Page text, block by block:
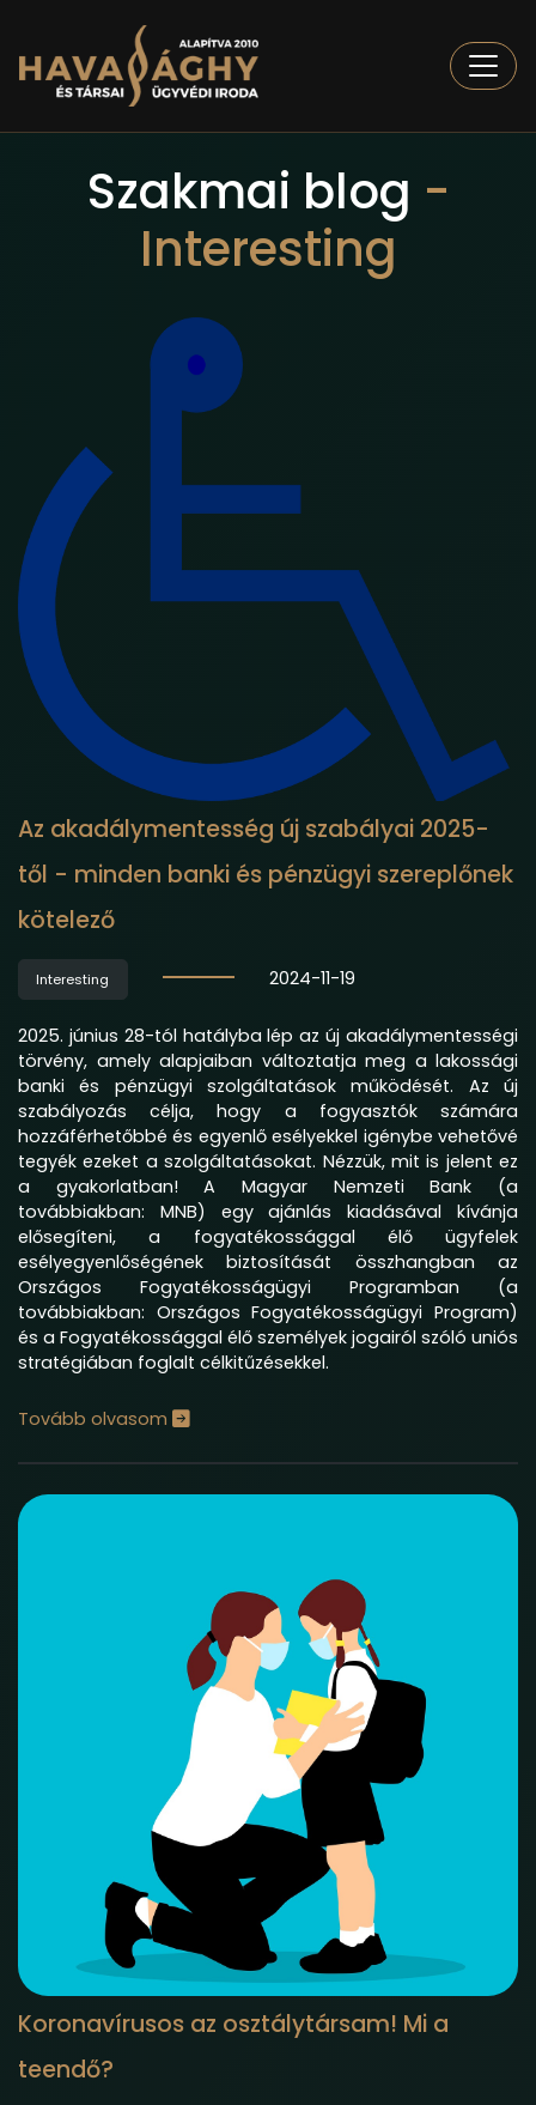
Szakmai blog -
Interesting
Az akadálymentesség új szabályai 2025-
től - minden banki és pénzügyi szereplőnek
kötelező
Interesting 2024-11-19
2025. június 28-tól hatályba lép az új akadálymentességi
törvény, amely alapjaiban változtatja meg a lakossági
banki és pénzügyi szolgáltatások működését. Az új
szabályozás célja, hogy a fogyasztók számára
hozzáférhetőbbé és egyenlő esélyekkel igénybe vehetővé
tegyék ezeket a szolgáltatásokat. Nézzük, mit is jelent ez
a gyakorlatban!A Magyar Nemzeti Bank (a
továbbiakban: MNB) egy ajánlás kiadásával kívánja
elősegíteni,a fogyatékossággal élő ügyfelek
esélyegyenlőségének biztosítását összhangban az
Országos Fogyatékosságügyi Programban (a
továbbiakban: Országos Fogyatékosságügyi Program)
és a Fogyatékossággal élő személyek jogairól szóló uniós
stratégiában foglalt célkitűzésekkel.
Tovább olvasom
Koronavírusos az osztálytársam! Mi a
teendő?